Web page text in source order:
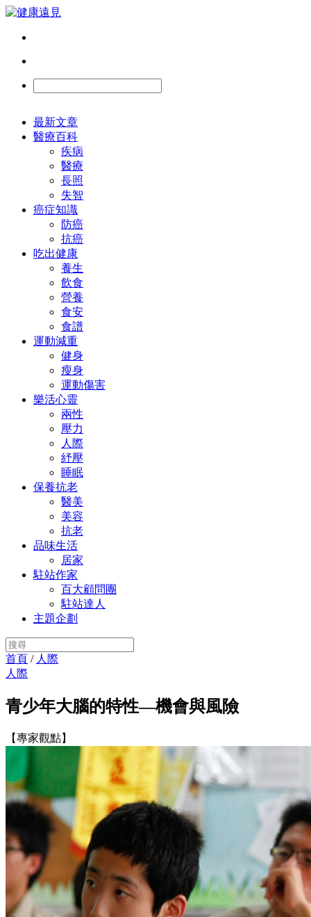
最新文章
醫療百科
疾病
醫療
長照
失智
癌症知識
防癌
抗癌
吃出健康
養生
飲食
營養
食安
食譜
運動減重
健身
瘦身
運動傷害
樂活心靈
兩性
壓力
人際
紓壓
睡眠
保養抗老
醫美
美容
抗老
品味生活
居家
駐站作家
百大顧問團
駐站達人
主題企劃
首頁 / 人際
人際
青少年大腦的特性—機會與風險
【專家觀點】